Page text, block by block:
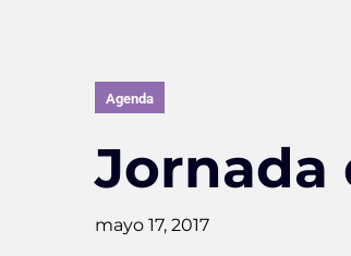
Agenda
Jornada
mayo 17, 2017